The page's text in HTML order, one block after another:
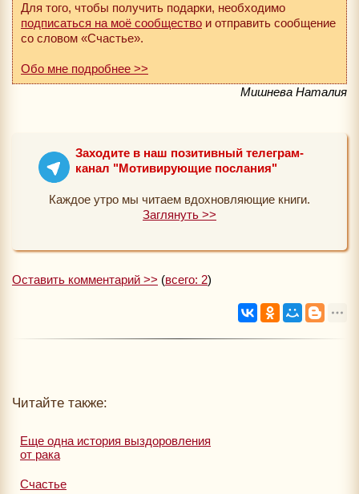
Для того, чтобы получить подарки, необходимо
подписаться на моё сообщество и отправить сообщение
со словом «Счастье».
Обо мне подробнее >>
Мишнева Наталия
Заходите в наш позитивный телеграм-
канал "Мотивирующие послания"
Каждое утро мы читаем вдохновляющие книги.
Заглянуть >>
Оставить комментарий >> (всего: 2)
Читайте также:
Еще одна история выздоровления
от рака
Счастье